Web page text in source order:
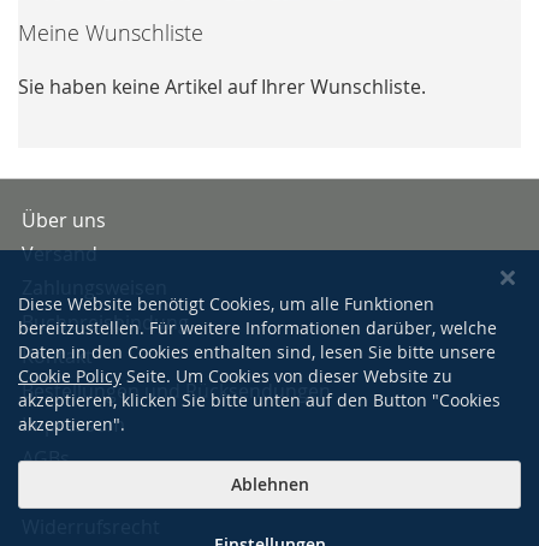
Meine Wunschliste
Sie haben keine Artikel auf Ihrer Wunschliste.
Über uns
Versand
Buchpreisbindung
Kontakt
Bestellungen und Rücksendungen
Impressum
AGBs
Diese Website benötigt Cookies, um alle Funktionen
bereitzustellen. Für weitere Informationen darüber, welche
Daten in den Cookies enthalten sind, lesen Sie bitte unsere
Cookie Policy Seite. Um Cookies von dieser Website zu
akzeptieren, klicken Sie bitte unten auf den Button "Cookies
akzeptieren".
Ablehnen